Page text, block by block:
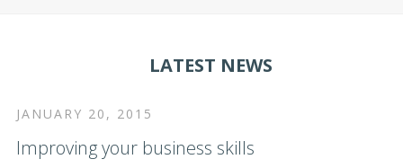
LATEST NEWS
JANUARY 20, 2015
Improving your business skills